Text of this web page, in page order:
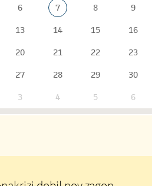
6 7 8
9
13 14 15
16
20 21 22
23
27 28 29
30
3 4 5 6